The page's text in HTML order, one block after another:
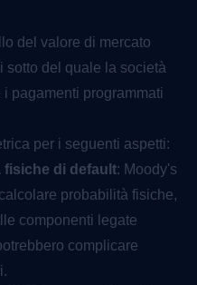
del valore di mercato
sotto del quale la società
pagamenti programmati
per i seguenti aspetti:
fisiche di default: Moody's
probabilità fisiche,
componenti legate
complicare